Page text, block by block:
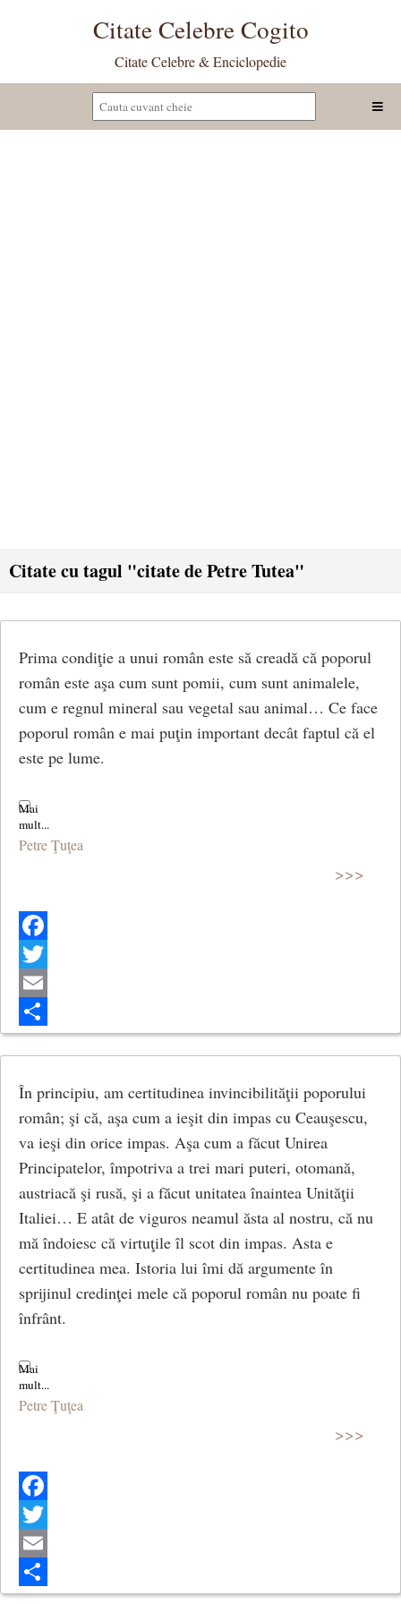
Citate Celebre Cogito
Citate Celebre & Enciclopedie
Citate cu tagul "citate de Petre Tutea"
Prima condiţie a unui român este să creadă că poporul
român este aşa cum sunt pomii, cum sunt animalele,
cum e regnul mineral sau vegetal sau animal… Ce face
poporul român e mai puţin important decât faptul că el
este pe lume.
Petre Ţuţea
>>>
Facebook
Twitter
Email
Share
În principiu, am certitudinea invincibilităţii poporului
român; şi că, aşa cum a ieşit din impas cu Ceauşescu,
va ieşi din orice impas. Aşa cum a făcut Unirea
Principatelor, împotriva a trei mari puteri, otomană,
austriacă şi rusă, şi a făcut unitatea înaintea Unităţii
Italiei… E atât de viguros neamul ăsta al nostru, că nu
mă îndoiesc că virtuţile îl scot din impas. Asta e
certitudinea mea. Istoria lui îmi dă argumente în
sprijinul credinţei mele că poporul român nu poate fi
înfrânt.
Petre Ţuţea
>>>
Facebook
Twitter
Email